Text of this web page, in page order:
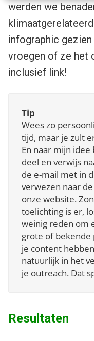
werden we
infographic
vroegen of ze het
inclusief link!
Tip
Wees zo
tijd, maar je zult
En naar mijn
deel en verwijs
de e-mail met in
verwezen naar
onze website.
toelichting is er,
weinig reden om
grote of bekende
je content
natuurlijk in het
je outreach. Dat
Resultaten